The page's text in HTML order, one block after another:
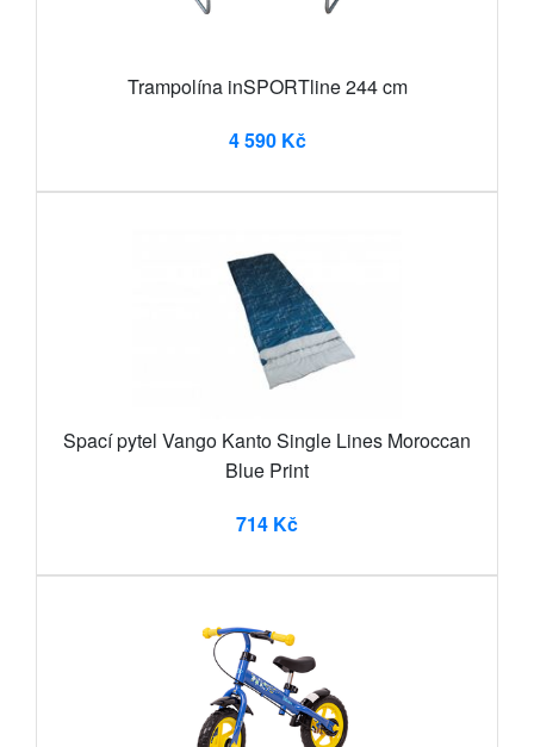
Trampolína inSPORTline 244 cm
4 590 Kč
Spací pytel Vango Kanto Single Lines Moroccan
Blue Print
714 Kč